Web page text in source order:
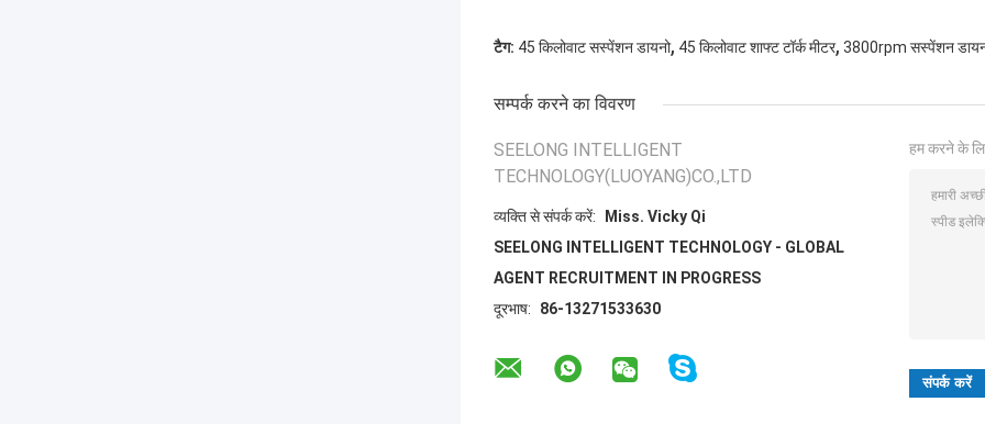
टैग: 45 किलोवाट सस्पेंशन डायनो, 45 किलोवाट शाफ्ट टॉर्क मीटर, 3800rpm सस्पेंशन
सम्पर्क करने का विवरण
SEELONG INTELLIGENT
TECHNOLOGY(LUOYANG)CO.,LTD
व्यक्ति से संपर्क करें:
Miss. Vicky Qi
SEELONG INTELLIGENT TECHNOLOGY - GLOBAL
AGENT RECRUITMENT IN PROGRESS
दूरभाष:
86-13271533630
हम करने के